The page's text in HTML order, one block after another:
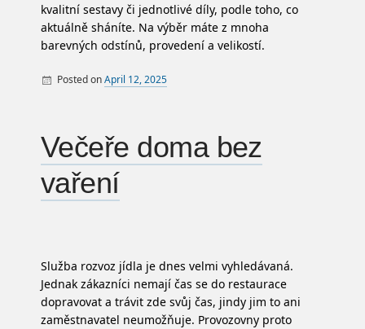
kvalitní sestavy či jednotlivé díly, podle toho, co
aktuálně sháníte. Na výběr máte z mnoha
barevných odstínů, provedení a velikostí.
Posted onApril 12, 2025
Večeře doma bez
vaření
Služba rozvoz jídla je dnes velmi vyhledávaná.
Jednak zákazníci nemají čas se do restaurace
dopravovat a trávit zde svůj čas, jindy jim to ani
zaměstnavatel neumožňuje. Provozovny proto